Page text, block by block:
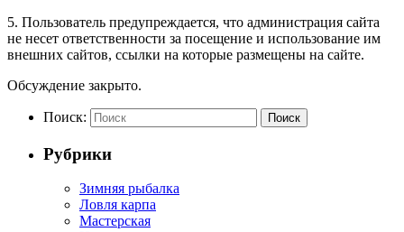
5. Пользователь предупреждается, что администрация сайта
не несет ответственности за посещение и использование им
внешних сайтов, ссылки на которые размещены на сайте.
Обсуждение закрыто.
Поиск: Поиск
Рубрики
Зимняя рыбалка
Ловля карпа
Мастерская